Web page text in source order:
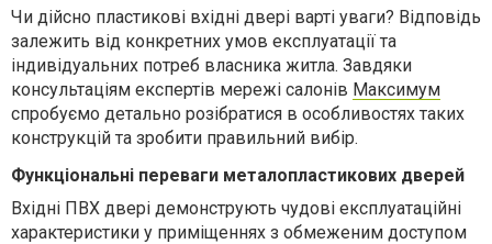
Чи дійсно пластикові вхідні двері варті уваги? Відповідь
залежить від конкретних умов експлуатації та
індивідуальних потреб власника житла. Завдяки
консультаціям експертів мережі салонів Максимум
спробуємо детально розібратися в особливостях таких
конструкцій та зробити правильний вибір.
Функціональні переваги металопластикових дверей
Вхідні ПВХ двері демонструють чудові експлуатаційні
характеристики у приміщеннях з обмеженим доступом